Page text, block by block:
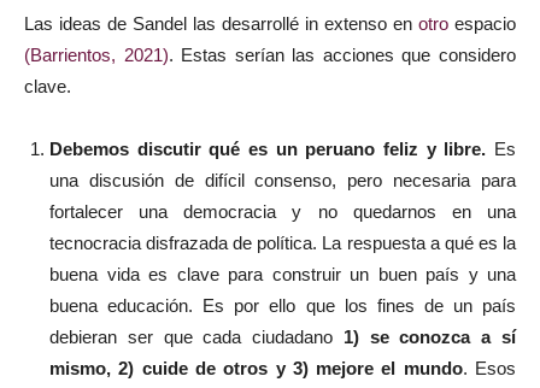
Las ideas de Sandel las desarrollé in extenso en otro espacio
(Barrientos, 2021). Estas serían las acciones que considero
clave.
Debemos discutir qué es un peruano feliz y libre. Es
una discusión de difícil consenso, pero necesaria para
fortalecer una democracia y no quedarnos en una
tecnocracia disfrazada de política. La respuesta a qué es la
buena vida es clave para construir un buen país y una
buena educación. Es por ello que los fines de un país
debieran ser que cada ciudadano 1) se conozca a sí
mismo, 2) cuide de otros y 3) mejore el mundo. Esos